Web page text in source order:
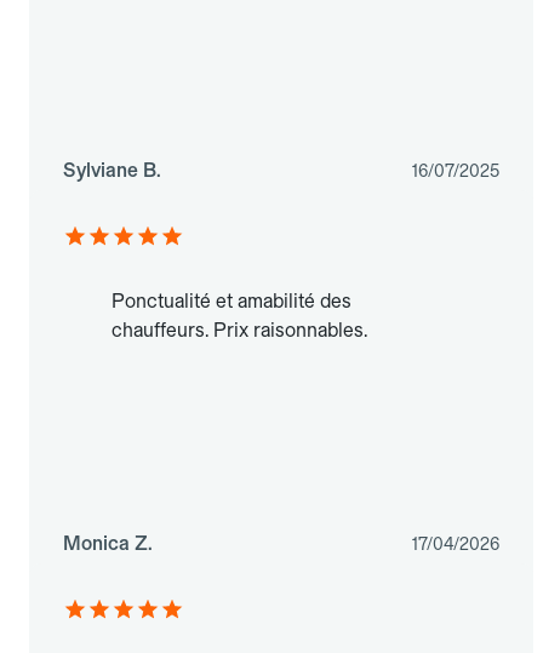
Sylviane B. 16/07/2025
Ponctualité et amabilité des
chauffeurs. Prix raisonnables.
Monica Z. 17/04/2026